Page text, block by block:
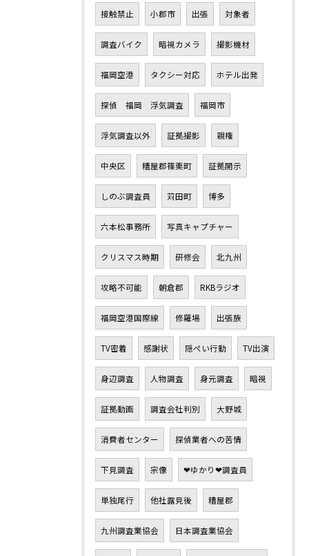
接触禁止 小郡市 出張 対象者
調査バイク 暗視カメラ 撮影機材
福岡空港 タクシー対応 ホテル出発
探偵 福岡 浮気調査 福岡市
浮気調査以外 証拠撮影 親権
中央区 糟屋郡篠栗町 証拠開示
しのぶ調査員 苅田町 博多
六本松事務所 写真キャプチャー
クリスマス時期 研修会 北九州
攻略不可能 朝倉郡 RKBラジオ
福岡空港国際線 修羅場 出張族
TV密着 感謝状 隠ぺい行動 TV出演
身辺調査 人物調査 身元調査 暗視
証拠動画 調査会社判別 大野城
消費者センター 探偵業者への苦情
下見調査 宗像 ❤ゆかり❤調査員
単独尾行 他社露見後 糟屋郡
九州調査業協会 日本調査業協会